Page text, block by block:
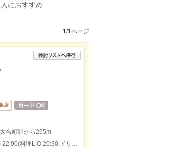
におすすめ
1/1ページ
店
名町駅から265m
本日の営業時間：11:00～15:00(料理L.O.14:30),17:00～22:00(料理L.O.20:30,ドリンクL.O.21:00)